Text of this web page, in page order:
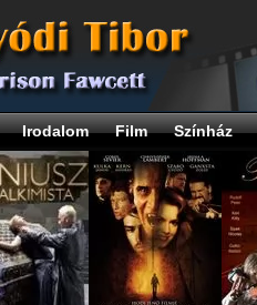
Irodalom Film Színház